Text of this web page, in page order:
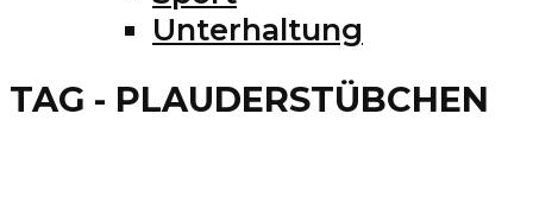
Unterhaltung
TAG - PLAUDERSTÜBCHEN